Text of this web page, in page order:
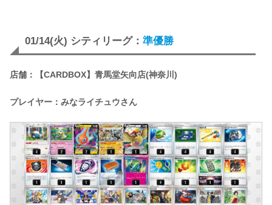
01/14(火) シティリーグ： 準優勝
店舗：【CARDBOX】青馬堂矢向店(神奈川)
プレイヤー：みなライチュウさん